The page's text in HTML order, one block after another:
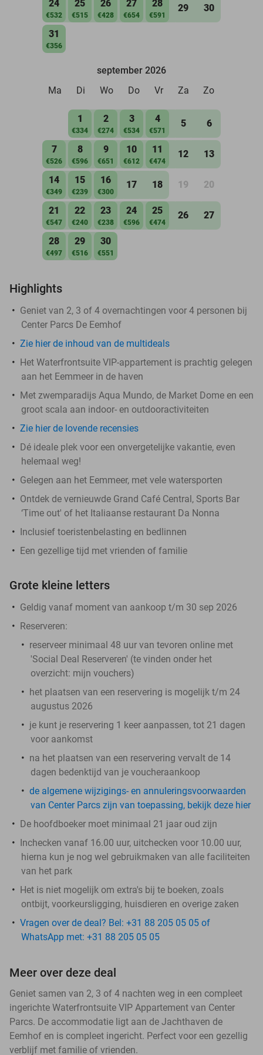
24
€532
25
€515
26
€428
27
€654
28
€591
29 30
31
€356
september 2026
Ma
Di Wo Do Vr Za Zo
1
€334
2
€274
3
€534
4
€571
5 6
7
€526
8
€596
9
€651
10
€612
11
€474
12 13
14
€349
15
€239
16
€300
17 18 19 20
21
€547
22
€240
23
€238
24
€596
25
€474
26 27
28
€497
29
€516
30
€551
Highlights
Geniet van 2, 3 of 4 overnachtingen voor 4 personen bij
Center Parcs De Eemhof
Zie hier de inhoud van de multideals
Het Waterfrontsuite VIP-appartement is prachtig gelegen
aan het Eemmeer in de haven
Met zwemparadijs Aqua Mundo, de Market Dome en een
groot scala aan indoor- en outdooractiviteiten
Zie hier de lovende recensies
Dé ideale plek voor een onvergetelijke vakantie, even
helemaal weg!
Gelegen aan het Eemmeer, met vele watersporten
Ontdek de vernieuwde Grand Café Central, Sports Bar
‘Time out' of het Italiaanse restaurant Da Nonna
Inclusief toeristenbelasting en bedlinnen
Een gezellige tijd met vrienden of familie
Grote kleine letters
Geldig vanaf moment van aankoop t/m 30 sep 2026
Reserveren:
reserveer minimaal 48 uur van tevoren online met
'Social Deal Reserveren' (te vinden onder het
overzicht: mijn vouchers)
het plaatsen van een reservering is mogelijk t/m 24
augustus 2026
je kunt je reservering 1 keer aanpassen, tot 21 dagen
voor aankomst
na het plaatsen van een reservering vervalt de 14
dagen bedenktijd van je voucheraankoop
de algemene wijzigings- en annuleringsvoorwaarden
van Center Parcs zijn van toepassing, bekijk deze hier
De hoofdboeker moet minimaal 21 jaar oud zijn
Inchecken vanaf 16.00 uur, uitchecken voor 10.00 uur,
hierna kun je nog wel gebruikmaken van alle faciliteiten
van het park
Het is niet mogelijk om extra's bij te boeken, zoals
ontbijt, voorkeursligging, huisdieren en overige zaken
Vragen over de deal? Bel: +31 88 205 05 05 of
WhatsApp met: +31 88 205 05 05
Meer over deze deal
Geniet samen van 2, 3 of 4 nachten weg in een compleet
ingerichte Waterfrontsuite VIP Appartement van Center
Parcs. De accommodatie ligt aan de Jachthaven de
Eemhof en is compleet ingericht. Perfect voor een gezellig
verblijf met familie of vrienden.